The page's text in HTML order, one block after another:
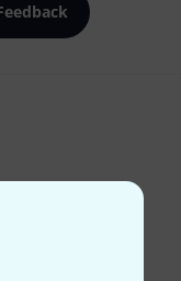
gewinne mit